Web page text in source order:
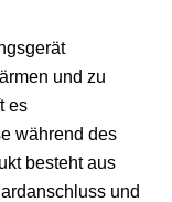
und zu
es
während des
besteht aus
und